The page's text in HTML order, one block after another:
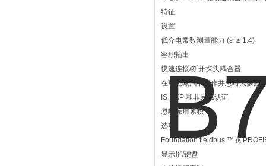
特征
设置
低介电常数测量能力 (εr ≥ 1.4)
容积输出
快速连接/断开探头耦合器
在可见蒸汽中操作并忽略大多数
IS、XP 和非易燃认证
忽略涂层累积
选项
Foundation fieldbus ™或
显示屏/键盘